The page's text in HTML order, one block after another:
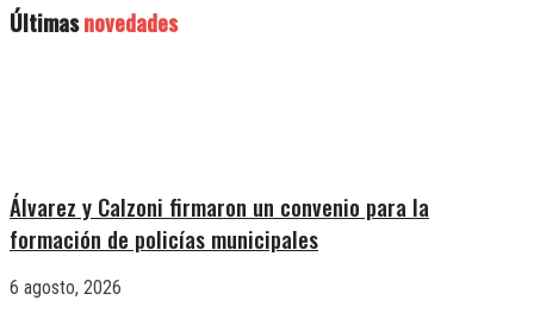
Últimasnovedades
Álvarez y Calzoni firmaron un convenio para la
formación de policías municipales
6 agosto, 2026